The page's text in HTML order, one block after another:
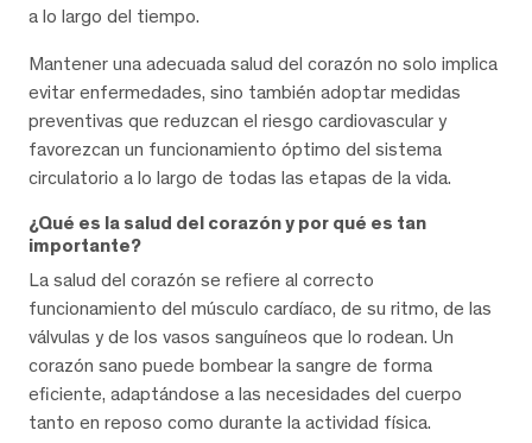
a lo largo del tiempo.
Mantener una adecuada salud del corazón no solo implica
evitar enfermedades, sino también adoptar medidas
preventivas que reduzcan el riesgo cardiovascular y
favorezcan un funcionamiento óptimo del sistema
circulatorio a lo largo de todas las etapas de la vida.
¿Qué es la salud del corazón y por qué es tan
importante?
La salud del corazón se refiere al correcto
funcionamiento del músculo cardíaco, de su ritmo, de las
válvulas y de los vasos sanguíneos que lo rodean. Un
corazón sano puede bombear la sangre de forma
eficiente, adaptándose a las necesidades del cuerpo
tanto en reposo como durante la actividad física.